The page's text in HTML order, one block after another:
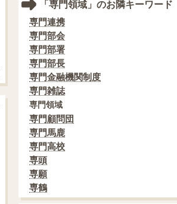
「専門領域」のお隣キーワード
専門連携
専門部会
専門部署
専門部長
専門金融機関制度
専門雑誌
専門領域
専門顧問団
専門馬鹿
専門高校
専頭
専願
専鶴